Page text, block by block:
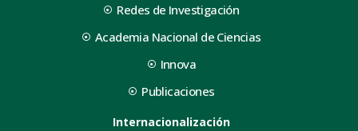
Redes de Investigación
Academia Nacional de Ciencias
Innova
Publicaciones
Internacionalización